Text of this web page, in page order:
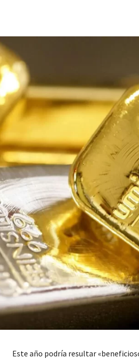
Este año podría resultar